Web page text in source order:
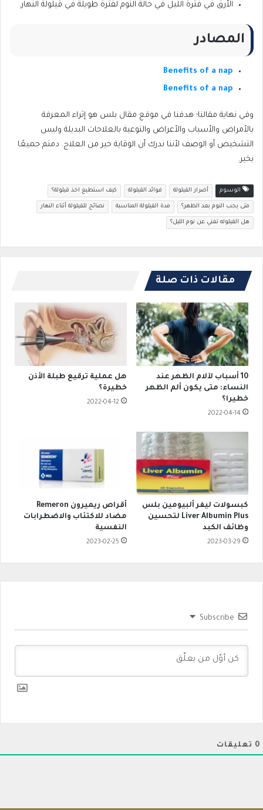
الأرق في فترة الليل في حالة النوم لفترة طويلة في قيلولة النهار.
المصادر
Benefits of a nap
Benefits of a nap
وفي نهاية مقالنا؛ هدفنا في موقع مقال بلس هو إثراء المعرفة
بالأمراض والأسباب والأعراض والتوعية بالعلاجات البديلة وليس
التشخيص أو الوصف لأننا ندرك أن الوقاية خير من العلاج. دمتم جميعًا
بخير.
الوسوم أضرار القيلولة فوائد القيلولة كيف استطيع اخذ قيلولة؟
متى يجب النوم بعد الظهر؟ مدة القيلولة المناسبة نصائح للقيلولة أثناء النهار
هل القيلوله تغني عن نوم الليل؟
مقالات ذات صلة
10 أسباب لآلام الظهر عند
النساء: متى يكون ألم الظهر
خطيرا؟
2022-04-14
هل عملية ترقيع طبلة الأذن
خطيرة؟
2022-04-12
كبسولات ليفر ألبيومين بلس
Liver Albumin Plus لتحسين
وظائف الكبد
2023-03-29
أقراص ريميرون Remeron
مضاد للاكتئاب والاضطرابات
النفسية
2023-02-25
Subscribe
0 تعليقات